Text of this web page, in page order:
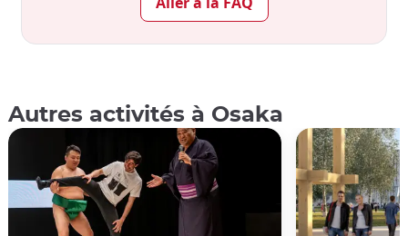
Autres activités à Osaka